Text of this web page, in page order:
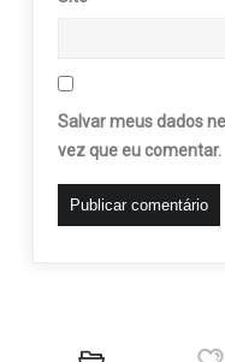
Salvar meus dados
vez que eu comentar.